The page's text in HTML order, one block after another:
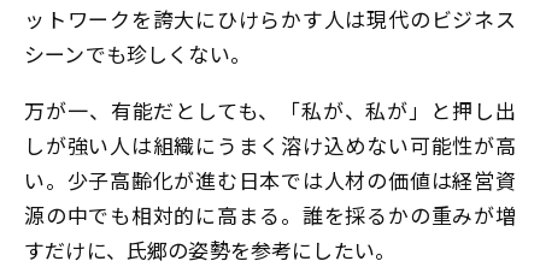
ットワークを誇大にひけらかす人は現代のビジネス
シーンでも珍しくない。
万が一、有能だとしても、「私が、私が」と押し出
しが強い人は組織にうまく溶け込めない可能性が高
い。少子高齢化が進む日本では人材の価値は経営資
源の中でも相対的に高まる。誰を採るかの重みが増
すだけに、氏郷の姿勢を参考にしたい。